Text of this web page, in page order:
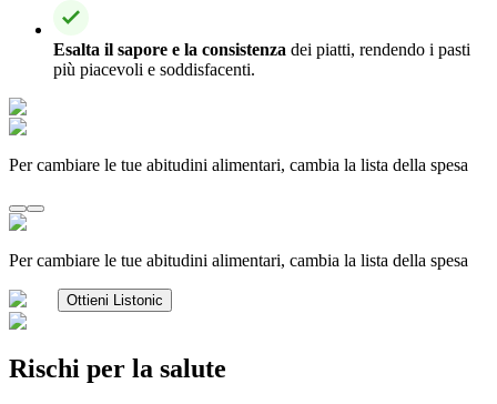
Esalta il sapore e la consistenza dei piatti, rendendo i pasti
più piacevoli e soddisfacenti.
Per cambiare le tue abitudini alimentari, cambia la lista della spesa
Per cambiare le tue abitudini alimentari, cambia la lista della spesa
Ottieni Listonic
Rischi per la salute